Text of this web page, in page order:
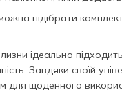
підібрати
ідеально
Завдяки своїй
для щоденного